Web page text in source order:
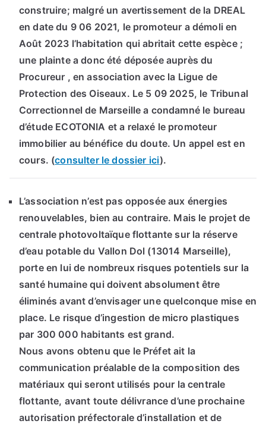
construire; malgré un avertissement de la DREAL
en date du 9 06 2021, le promoteur a démoli en
Août 2023 l’habitation qui abritait cette espèce ;
une plainte a donc été déposée auprès du
Procureur , en association avec la Ligue de
Protection des Oiseaux. Le 5 09 2025, le Tribunal
Correctionnel de Marseille a condamné le bureau
d’étude ECOTONIA et a relaxé le promoteur
immobilier au bénéfice du doute. Un appel est en
cours. (consulter le dossier ici).
L’association n’est pas opposée aux énergies
renouvelables, bien au contraire. Mais le projet de
centrale photovoltaïque flottante sur la réserve
d’eau potable du Vallon Dol (13014 Marseille),
porte en lui de nombreux risques potentiels sur la
santé humaine qui doivent absolument être
éliminés avant d’envisager une quelconque mise en
place. Le risque d’ingestion de micro plastiques
par 300 000 habitants est grand.
Nous avons obtenu que le Préfet ait la
communication préalable de la composition des
matériaux qui seront utilisés pour la centrale
flottante, avant toute délivrance d’une prochaine
autorisation préfectorale d’installation et de